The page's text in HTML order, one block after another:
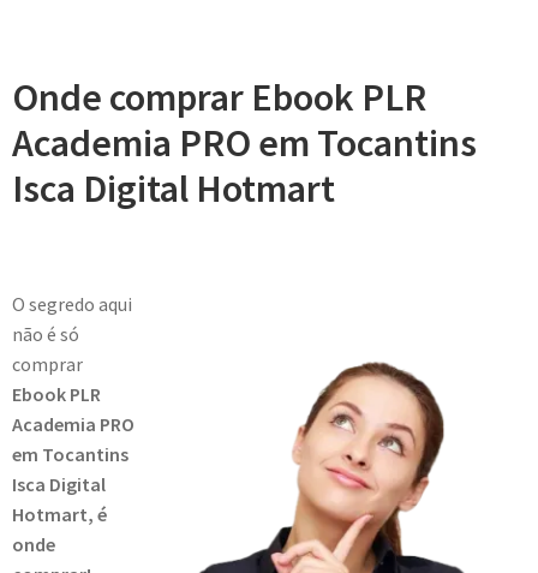
Onde comprar Ebook PLR
Academia PRO em Tocantins
Isca Digital Hotmart
O segredo aqui
não é só
comprar
Ebook PLR
Academia PRO
em Tocantins
Isca Digital
Hotmart, é
onde